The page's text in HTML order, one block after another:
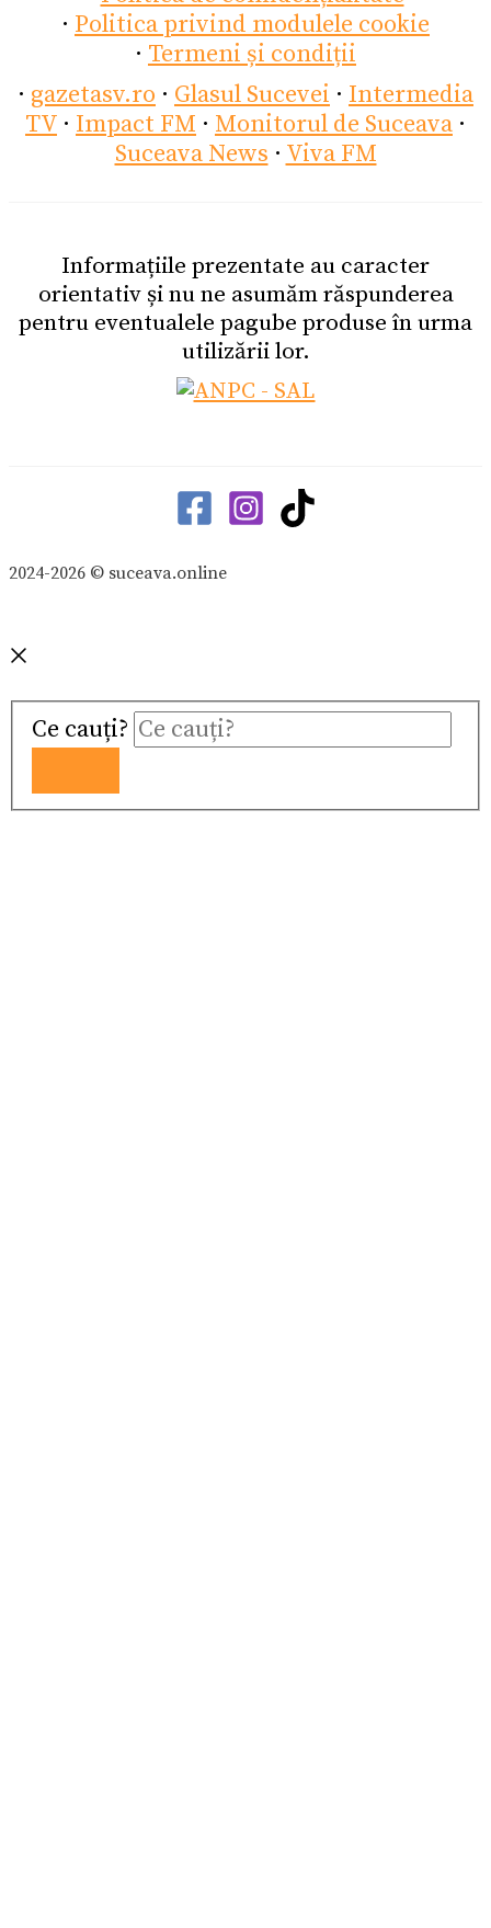
· Politica privind modulele cookie
· Termeni și condiții
· gazetasv.ro · Glasul Sucevei · Intermedia
TV · Impact FM · Monitorul de Suceava ·
Suceava News · Viva FM
Informațiile prezentate au caracter
orientativ și nu ne asumăm răspunderea
pentru eventualele pagube produse în urma
utilizării lor.
2024-2026 © suceava.online
Ce cauți?